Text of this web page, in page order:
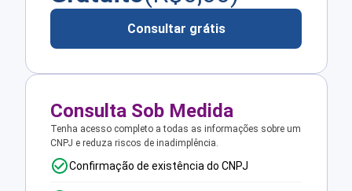
Consultar grátis
Consulta Sob Medida
Tenha acesso completo a todas as informações sobre um
CNPJ e reduza riscos de inadimplência.
Confirmação de existência do CNPJ